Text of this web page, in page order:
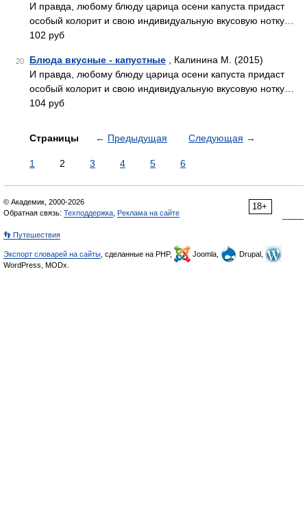
И правда, любому блюду царица осени капуста придаст
особый колорит и свою индивидуальную вкусовую нотку…
102 руб
20 Блюда вкусные - капустные , Калинина М. (2015)
И правда, любому блюду царица осени капуста придаст
особый колорит и свою индивидуальную вкусовую нотку…
104 руб
Страницы ← Предыдущая Следующая →
1 2 3 4 5 6
18+
© Академик, 2000-2026
Обратная связь: Техподдержка Реклама на сайте
👣 Путешествия
Экспорт словарей на сайты , сделанные на PHP, Joomla,
Drupal,
WordPress, MODx.